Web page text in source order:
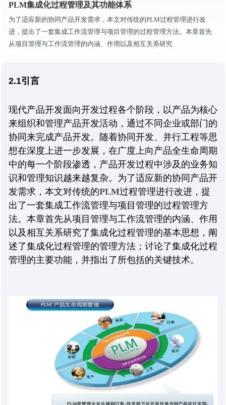
PLM集成化过程管理及其功能体系
为了适应新的协同产品开发需求，本文对传统的PLM过程管理进行改
进，提出了一套集成工作流管理与项目管理的过程管理方法。本章首先
从项目管理与工作流管理的内涵、作用以及相互关系研究
2.1引言
现代产品开发面向开发过程各个阶段，以产品为核心
来组织和管理产品开发活动，通过不同企业或部门的
协同来完成产品开发。随着协同开发、并行工程等思
想在深度上进一步发展，在广度上向产品全生命周期
中的每一个阶段渗透，产品开发过程中涉及的业务知
识和管理知识越来越复杂。为了适应新的协同产品开
发需求，本文对传统的PLM过程管理进行改进，提
出了一套集成工作流管理与项目管理的过程管理方
法。本章首先从项目管理与工作流管理的内涵、作用
以及相互关系研究了集成化过程管理的基本思想，阐
述了集成化过程管理的管理方法；讨论了集成化过程
管理的主要功能，并指出了所包括的关键技术。